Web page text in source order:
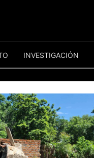
INVESTIGACIÓN